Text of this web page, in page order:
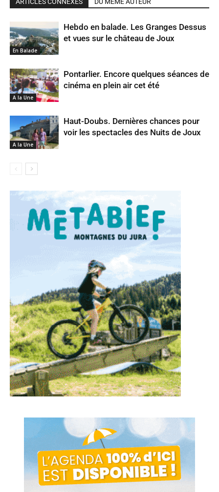
En Balade
Hebdo en balade. Les Granges Dessus
et vues sur le château de Joux
A la Une
Pontarlier. Encore quelques séances de
cinéma en plein air cet été
A la Une
Haut-Doubs. Dernières chances pour
voir les spectacles des Nuits de Joux